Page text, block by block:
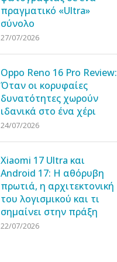
πραγματικό «Ultra»
σύνολο
27/07/2026
Oppo Reno 16 Pro Review:
Όταν οι κορυφαίες
δυνατότητες χωρούν
ιδανικά στο ένα χέρι
24/07/2026
Xiaomi 17 Ultra και
Android 17: Η αθόρυβη
πρωτιά, η αρχιτεκτονική
του λογισμικού και τι
σημαίνει στην πράξη
22/07/2026